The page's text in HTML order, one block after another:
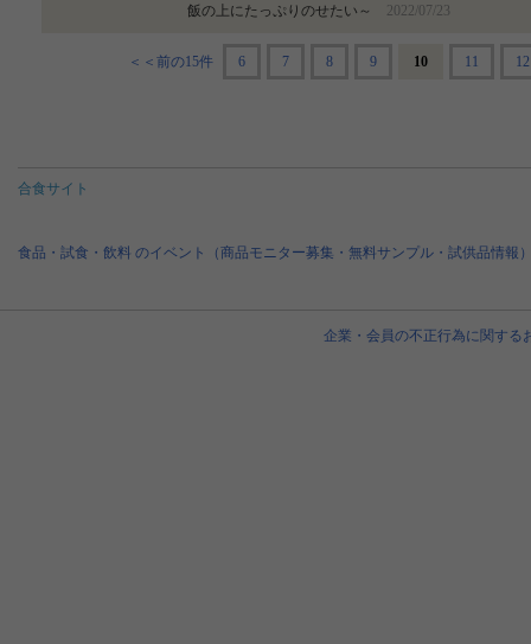
飯の上にたっぷりのせたい～ 2022/07/23
＜＜前の15件 6 7 8 9 10 11 12
合食サイト
食品・試食・飲料 のイベント（商品モニター募集・無料サンプル・試供品情報
企業・会員の不正行為に関する